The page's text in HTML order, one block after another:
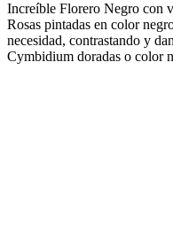
Increíble Florero Negro con
Rosas pintadas en color
necesidad, contrastando y
Cymbidium doradas o color